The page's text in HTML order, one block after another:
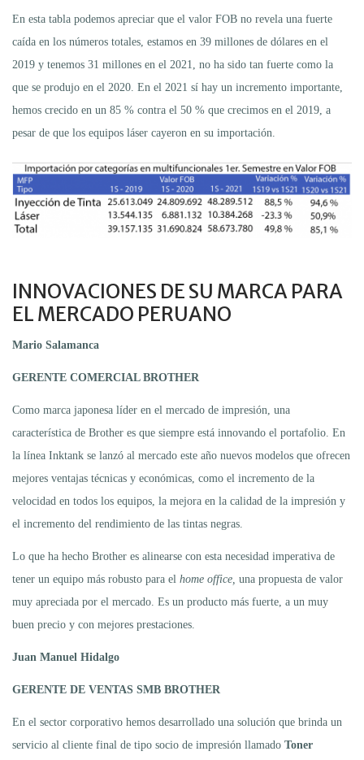
En esta tabla podemos apreciar que el valor FOB no revela una fuerte
caída en los números totales, estamos en 39 millones de dólares en el
2019 y tenemos 31 millones en el 2021, no ha sido tan fuerte como la
que se produjo en el 2020. En el 2021 sí hay un incremento importante,
hemos crecido en un 85 % contra el 50 % que crecimos en el 2019, a
pesar de que los equipos láser cayeron en su importación.
INNOVACIONES DE SU MARCA PARA
EL MERCADO PERUANO
Mario Salamanca
GERENTE COMERCIAL BROTHER
Como marca japonesa líder en el mercado de impresión, una
característica de Brother es que siempre está innovando el portafolio. En
la línea Inktank se lanzó al mercado este año nuevos modelos que ofrecen
mejores ventajas técnicas y económicas, como el incremento de la
velocidad en todos los equipos, la mejora en la calidad de la impresión y
el incremento del rendimiento de las tintas negras.
Lo que ha hecho Brother es alinearse con esta necesidad imperativa de
tener un equipo más robusto para el home office, una propuesta de valor
muy apreciada por el mercado. Es un producto más fuerte, a un muy
buen precio y con mejores prestaciones.
Juan Manuel Hidalgo
GERENTE DE VENTAS SMB BROTHER
En el sector corporativo hemos desarrollado una solución que brinda un
servicio al cliente final de tipo socio de impresión llamado Toner